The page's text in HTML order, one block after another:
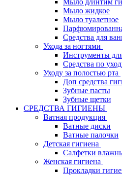
Мыло д/интим
Мыло жидкое
Мыло туалетное
Средства для
Ухода за ногтями
Инструменты
Средства по
Уходу за полостью рта
Доп средства
Зубные пасты
Зубные щетки
СРЕДСТВА ГИГИЕНЫ
Ватная продукция
Ватные диски
Ватные палочки
Детская гигиена
Салфетки
Женская гигиена
Прокладки